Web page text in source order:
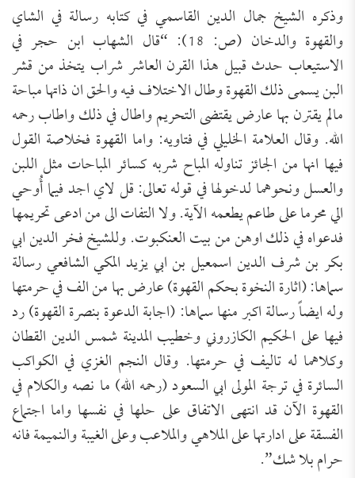
وذكره الشيخ جمال الدين القاسمي في كتابه رسالة في الشاي
والقهوة والدخان (ص: 18): “قال الشهاب ابن حجر في
الاستيعاب حدث قبيل هذا القرن العاشر شراب يتخذ من قشر
البن يسمى ذلك القهوة وطال الاختلاف فيه والحق ان ذاتها مباحة
مالم يقترن بها عارض يقتضى التحريم واطال في ذلك واطاب رحمه
الله. وقال العلامة الخليلي في فتاويه: واما القهوة فخلاصة القول
فيها انها من الجائز تناوله المباح شربه كسائر المباحات مثل اللبن
والعسل ونحوهما لدخولها في قوله تعالى: قل لاي اجد فيما أُوحي
الي محرما على طاعم يطعمه الآية. ولا التفات الى من ادعى تحريمها
فدعواه في ذلك اوهن من بيت العنكبوت. وللشيخ فخر الدين ابي
بكر بن شرف الدين اسمعيل بن ابي يزيد المكي الشافعي رسالة
سماها: (اثارة النخوة بحكم القهوة) عارض بها من الف في حرمتها
وله ايضاً رسالة اكبر منها سماها: (اجابة الدعوة بنصرة القهوة) رد
فيها على الحكيم الكازروني وخطيب المدينة شمس الدين القطان
وكلاهما له تاليف في حرمتها. وقال النجم الغزي في الكواكب
السائرة في ترجة المولى ابي السعود (رحمه الله) ما نصه والكلام في
القهوة الآن قد انتهى الاتفاق على حلها في نفسها واما اجتماع
الفسقة على ادارتها على الملاهي والملاعب وعلى الغيبة والنميمة فانه
حرام بلا شك”.